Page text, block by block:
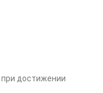
достижении